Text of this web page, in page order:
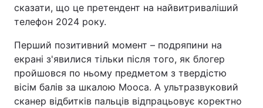
сказати, що це претендент на найвитриваліший
телефон 2024 року.
Перший позитивний момент – подряпини на
екрані з'явилися тільки після того, як блогер
пройшовся по ньому предметом з твердістю
вісім балів за шкалою Мооса. А ультразвуковий
сканер відбитків пальців відпрацьовує коректно